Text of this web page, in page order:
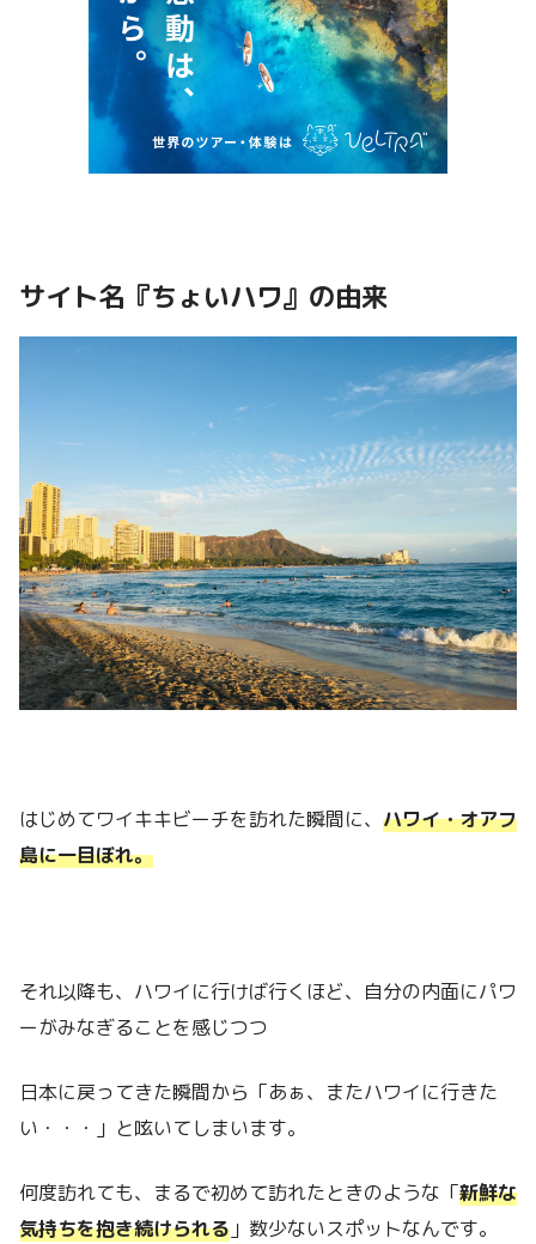
サイト名『ちょいハワ』の由来
はじめてワイキキビーチを訪れた瞬間に、 ハワイ・オアフ
島に一目ぼれ。
それ以降も、ハワイに行けば行くほど、自分の内面にパワ
ーがみなぎることを感じつつ
日本に戻ってきた瞬間から「あぁ、またハワイに行きた
い・・・」と呟いてしまいます。
何度訪れても、まるで初めて訪れたときのような「新鮮な
気持ちを抱き続けられる 」数少ないスポットなんです。